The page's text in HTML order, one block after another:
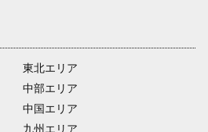
東北エリア
中部エリア
中国エリア
九州エリア